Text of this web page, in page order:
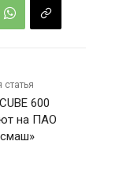
600
на ПАО